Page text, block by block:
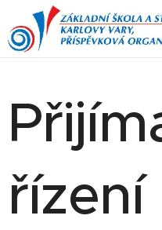
řízení